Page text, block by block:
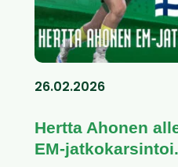
26.02.2026
Hertta Ahonen
EM-